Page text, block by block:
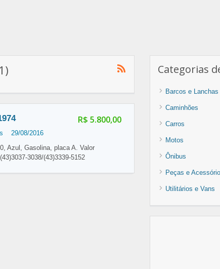
R$ 5.800,00
29/08/2016
Azul, Gasolina, placa A. Valor
3038/(43)3339-5152
Categorias
Barcos e Lanchas
Caminhões
Carros
Motos
Ônibus
Peças e
Utilitários e Vans